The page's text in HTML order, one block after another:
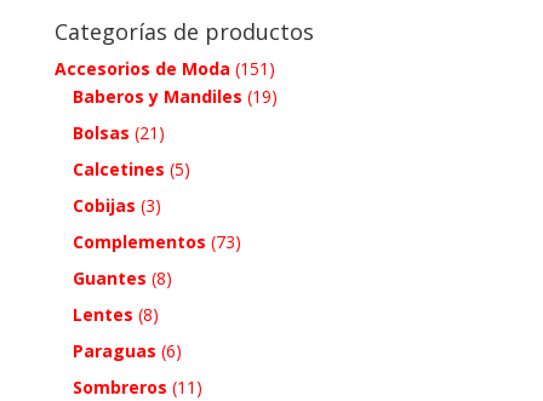
Categorías de productos
Accesorios de Moda (151)
Baberos y Mandiles (19)
Bolsas (21)
Calcetines (5)
Cobijas (3)
Complementos (73)
Guantes (8)
Lentes (8)
Paraguas (6)
Sombreros (11)